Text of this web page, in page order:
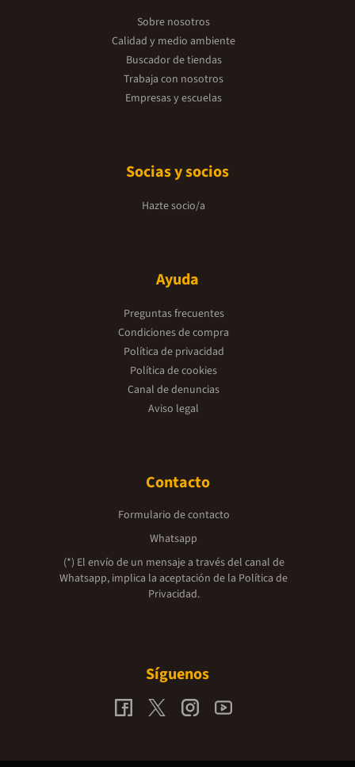
Sobre nosotros
Calidad y medio ambiente
Buscador de tiendas
Trabaja con nosotros
Empresas y escuelas
Socias y socios
Hazte socio/a
Ayuda
Preguntas frecuentes
Condiciones de compra
Política de privacidad
Política de cookies
Canal de denuncias
Aviso legal
Contacto
Formulario de contacto
Whatsapp
(*) El envío de un mensaje a través del canal de
Whatsapp, implica la aceptación de la Política de
Privacidad.
Síguenos